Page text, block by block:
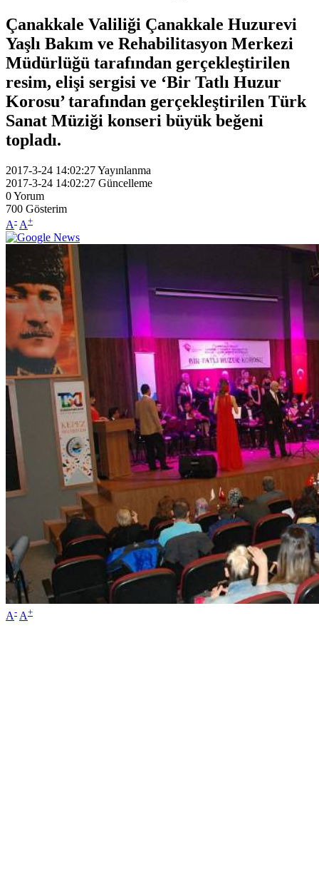
Çanakkale Valiliği Çanakkale Huzurevi
Yaşlı Bakım ve Rehabilitasyon Merkezi
Müdürlüğü tarafından gerçekleştirilen
resim, elişi sergisi ve ‘Bir Tatlı Huzur
Korosu’ tarafından gerçekleştirilen Türk
Sanat Müziği konseri büyük beğeni
topladı.
2017-3-24 14:02:27Yayınlanma
2017-3-24 14:02:27 Güncelleme
0Yorum
700 Gösterim
A- A+
A- A+